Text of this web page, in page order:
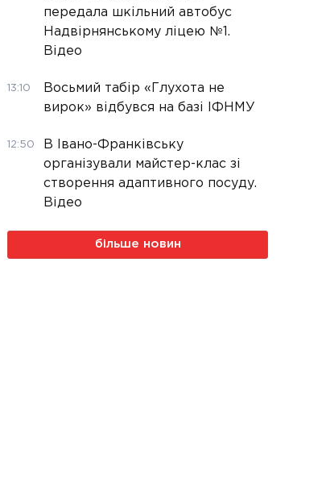
передала шкільний автобус
Надвірнянському ліцею №1.
Відео
13:10
Восьмий табір «Глухота не
вирок» відбувся на базі ІФНМУ
12:50
В Івано-Франківську
організували майстер-клас зі
створення адаптивного посуду.
Відео
більше новин